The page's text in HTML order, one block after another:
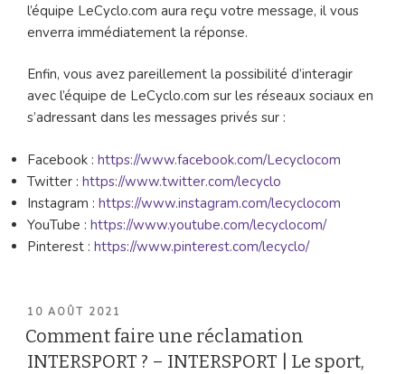
l’équipe LeCyclo.com aura reçu votre message, il vous
enverra immédiatement la réponse.
Enfin, vous avez pareillement la possibilité d’interagir
avec l’équipe de LeCyclo.com sur les réseaux sociaux en
s’adressant dans les messages privés sur :
Facebook : https://www.facebook.com/Lecyclocom
Twitter : https://www.twitter.com/lecyclo
Instagram : https://www.instagram.com/lecyclocom
YouTube : https://www.youtube.com/lecyclocom/
Pinterest : https://www.pinterest.com/lecyclo/
PUBLIÉ
LE
10 AOÛT 2021
Comment faire une réclamation
INTERSPORT ? – INTERSPORT | Le sport,